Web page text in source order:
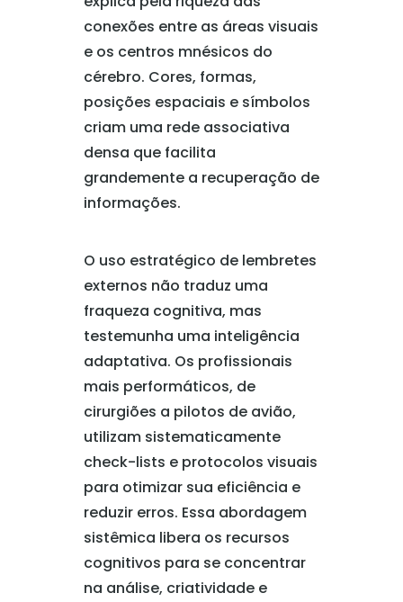
conexões entre as áreas visuais
e os centros mnésicos do
cérebro. Cores, formas,
posições espaciais e símbolos
criam uma rede associativa
densa que facilita
grandemente a recuperação de
informações.
O uso estratégico de lembretes
externos não traduz uma
fraqueza cognitiva, mas
testemunha uma inteligência
adaptativa. Os profissionais
mais performáticos, de
cirurgiões a pilotos de avião,
utilizam sistematicamente
check-lists e protocolos visuais
para otimizar sua eficiência e
reduzir erros. Essa abordagem
sistêmica libera os recursos
cognitivos para se concentrar
na análise, criatividade e